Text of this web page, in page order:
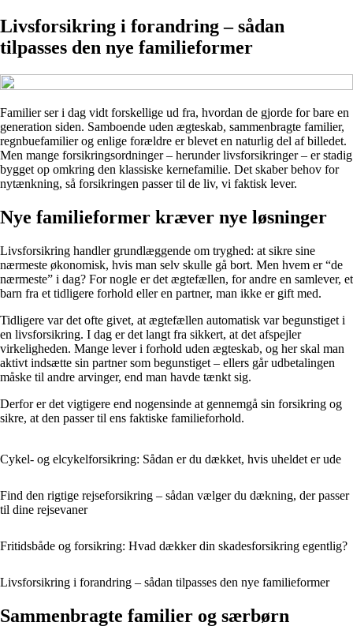
Livsforsikring i forandring – sådan
tilpasses den nye familieformer
Familier ser i dag vidt forskellige ud fra, hvordan de gjorde for bare en
generation siden. Samboende uden ægteskab, sammenbragte familier,
regnbuefamilier og enlige forældre er blevet en naturlig del af billedet.
Men mange forsikringsordninger – herunder livsforsikringer – er stadig
bygget op omkring den klassiske kernefamilie. Det skaber behov for
nytænkning, så forsikringen passer til de liv, vi faktisk lever.
Nye familieformer kræver nye løsninger
Livsforsikring handler grundlæggende om tryghed: at sikre sine
nærmeste økonomisk, hvis man selv skulle gå bort. Men hvem er “de
nærmeste” i dag? For nogle er det ægtefællen, for andre en samlever, et
barn fra et tidligere forhold eller en partner, man ikke er gift med.
Tidligere var det ofte givet, at ægtefællen automatisk var begunstiget i
en livsforsikring. I dag er det langt fra sikkert, at det afspejler
virkeligheden. Mange lever i forhold uden ægteskab, og her skal man
aktivt indsætte sin partner som begunstiget – ellers går udbetalingen
måske til andre arvinger, end man havde tænkt sig.
Derfor er det vigtigere end nogensinde at gennemgå sin forsikring og
sikre, at den passer til ens faktiske familieforhold.
Cykel- og elcykelforsikring: Sådan er du dækket, hvis uheldet er ude
Find den rigtige rejseforsikring – sådan vælger du dækning, der passer
til dine rejsevaner
Fritidsbåde og forsikring: Hvad dækker din skadesforsikring egentlig?
Livsforsikring i forandring – sådan tilpasses den nye familieformer
Sammenbragte familier og særbørn